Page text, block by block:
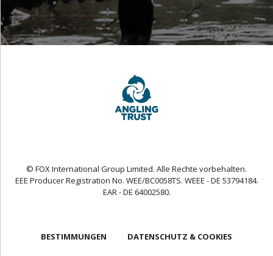
© FOX International Group Limited. Alle Rechte vorbehalten.
EEE Producer Registration No. WEE/BC0058TS. WEEE - DE 53794184.
EAR - DE 64002580.
BESTIMMUNGEN DATENSCHUTZ & COOKIES